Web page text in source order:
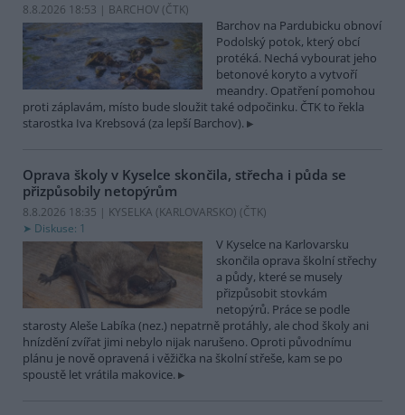
8.8.2026 18:53 | BARCHOV (ČTK)
Barchov na Pardubicku obnoví
Podolský potok, který obcí
protéká. Nechá vybourat jeho
betonové koryto a vytvoří
meandry. Opatření pomohou
proti záplavám, místo bude sloužit také odpočinku. ČTK to řekla
starostka Iva Krebsová (za lepší Barchov).
Oprava školy v Kyselce skončila, střecha i půda se
přizpůsobily netopýrům
8.8.2026 18:35 | KYSELKA (KARLOVARSKO) (ČTK)
Diskuse: 1
V Kyselce na Karlovarsku
skončila oprava školní střechy
a půdy, které se musely
přizpůsobit stovkám
netopýrů. Práce se podle
starosty Aleše Labíka (nez.) nepatrně protáhly, ale chod školy ani
hnízdění zvířat jimi nebylo nijak narušeno. Oproti původnímu
plánu je nově opravená i věžička na školní střeše, kam se po
spoustě let vrátila makovice.